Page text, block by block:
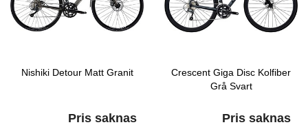
Nishiki Detour Matt Granit
Pris saknas
Crescent Giga Disc Kolfiber
Grå Svart
Pris saknas